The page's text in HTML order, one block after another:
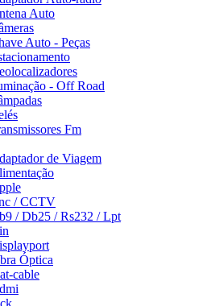
Auto
Auto - Peças
- Off Road
Fm
de Viagem
/ CCTV
/ Db25 / Rs232 / Lpt
Óptica
cable